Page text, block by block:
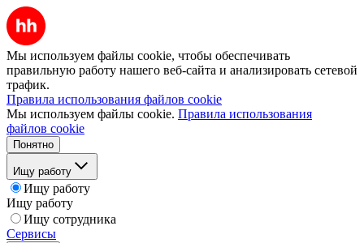
Мы используем файлы cookie, чтобы обеспечивать
правильную работу нашего веб-сайта и анализировать сетевой
трафик.
Правила использования файлов cookie
Мы используем файлы cookie. Правила использования
файлов cookie
Понятно
Ищу работу
Ищу работу
Ищу работу
Ищу сотрудника
Сервисы